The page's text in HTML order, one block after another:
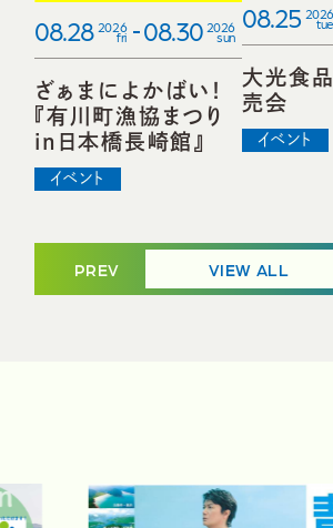
08.28 2026
fri 08.30 2026
sun
ざぁまによかばい！
『有川町漁協まつり
in日本橋長崎館』
イベント
08.25 2026
tue
大光食
売会
イベント
PREV VIEW ALL